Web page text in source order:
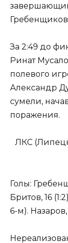
За 2:49 до
Ринат
полевого
Александр
сумели,
поражения.
ЛКС
Голы:
Бритов, 16
6-м).